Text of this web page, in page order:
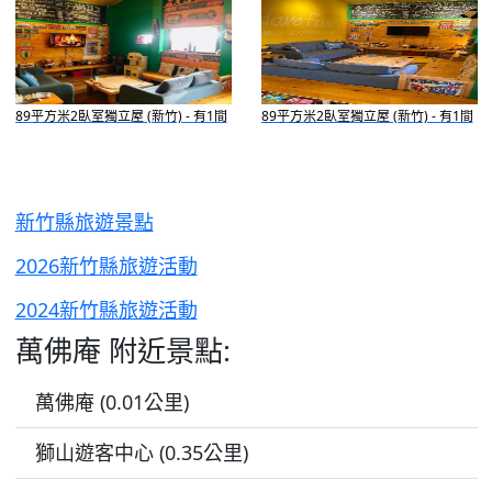
89平方米2臥室獨立屋 (新竹) - 有1間
私人浴室
89平方米2臥室獨立屋 (新竹) - 有1間
私人浴室
新竹縣旅遊景點
2026新竹縣旅遊活動
2024新竹縣旅遊活動
萬佛庵 附近景點:
萬佛庵 (0.01公里)
獅山遊客中心 (0.35公里)